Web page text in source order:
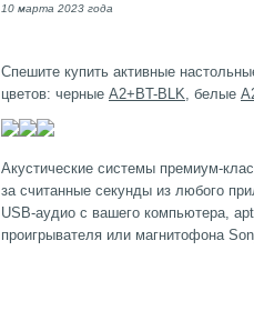
10 марта 2023 года
Спешите купить активные
цветов: черные A2+BT-BLK , белые
Акустические системы премиум-
за считанные секунды из любого
USB-аудио с вашего компьютера,
проигрывателя или магнитофона